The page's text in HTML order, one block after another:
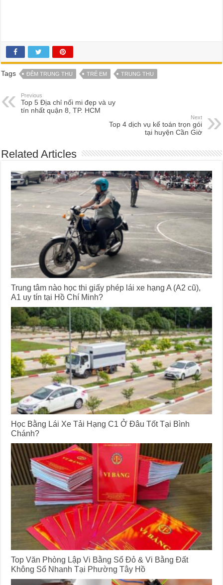
Tags ĐÊM TRUNG THU TRẺ EM TRUNG THU
Previous
Top 5 Địa chỉ nối mi đẹp và uy
tín nhất quận 8, TP. HCM
Next
Top 4 dịch vụ kế toán trọn gói
tại huyện Cần Giờ
Related Articles
Trung tâm nào học thi giấy phép lái xe hạng A (A2 cũ),
A1 uy tín tại Hồ Chí Minh?
Học Bằng Lái Xe Tải Hạng C1 Ở Đâu Tốt Tại Bình
Chánh?
Top Văn Phòng Lập Vi Bằng Sổ Đỏ & Vi Bằng Đất
Không Sổ Nhanh Tại Phường Tây Hồ